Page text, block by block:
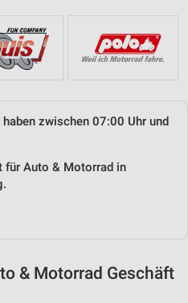
zwischen 07:00 Uhr und
für Auto & Motorrad in
& Motorrad Geschäft